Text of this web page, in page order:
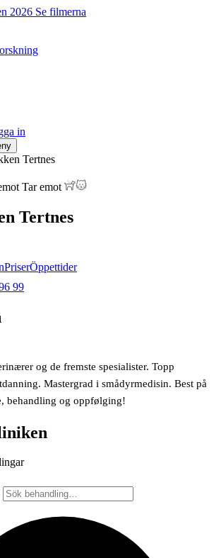
2026 Se filmerna
in
Tertnes
Tar emot
Tertnes
PriserÖppettider
99
og de fremste spesialister. Topp
Mastergrad i smådyrmedisin. Best på
behandling og oppfølging!